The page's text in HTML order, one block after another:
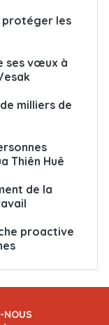
protéger les
ses vœux à
milliers de
Thiên Huê
de la
proactive
NOUS